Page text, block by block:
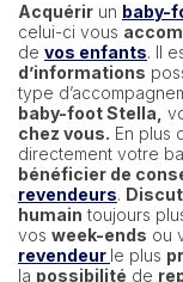
Acquérir un baby-
celui-ci vous
de vos enfants. Il
d’informations
type
baby-foot Stella,
chez vous. En plus
directement votre
bénéficier de
revendeurs.
humain toujours
vos week-ends ou
revendeur le plus
la possibilité de